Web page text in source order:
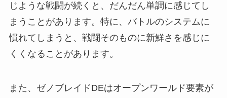
じような戦闘が続くと、だんだん単調に感じてし
まうことがあります。特に、バトルのシステムに
慣れてしまうと、戦闘そのものに新鮮さを感じに
くくなることがあります。
また、ゼノブレイドDEはオープンワールド要素が